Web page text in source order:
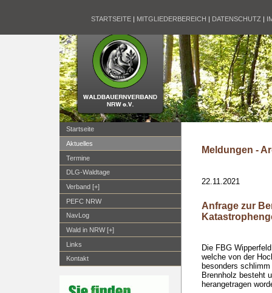
STARTSEITE | MITGLIEDERBEREICH | DATENSCHUTZ |
Startseite
Aktuelles
Termine
DLG-Waldtage
Verband [+]
PEFC NRW
NavLog
Wald in NRW [+]
Links
Kontakt
Meldungen -
22.11.2021
Anfrage zur
Die FBG
welche von der
besonders
Brennholz besteht
herangetragen